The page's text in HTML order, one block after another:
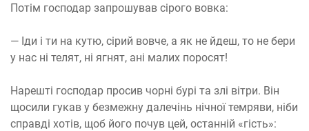
Потім господар запрошував сірого вовка:
— Іди і ти на кутю, сірий вовче, а як не йдеш, то не бери
у нас ні телят, ні ягнят, ані малих поросят!
Нарешті господар просив чорні бурі та злі вітри. Він
щосили гукав у безмежну далечінь нічної темряви, ніби
справді хотів, щоб його почув цей, останній «гість»: